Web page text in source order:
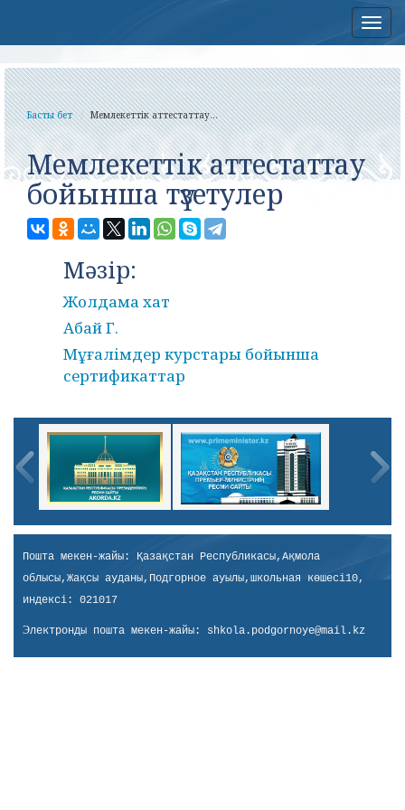
Басты бет Мемлекеттік аттестаттау...
Мемлекеттік аттестаттау
бойынша түзетулер
Мәзір:
Жолдама хат
Абай Г.
Мұғалімдер курстары бойынша
сертификаттар
Пошта мекен-жайы: Қазақстан Республикасы,Ақмола
облысы,Жақсы ауданы,Подгорное ауылы,школьная көшесі10,
индексі: 021017
Электронды пошта мекен-жайы: shkola.podgornoye@mail.kz